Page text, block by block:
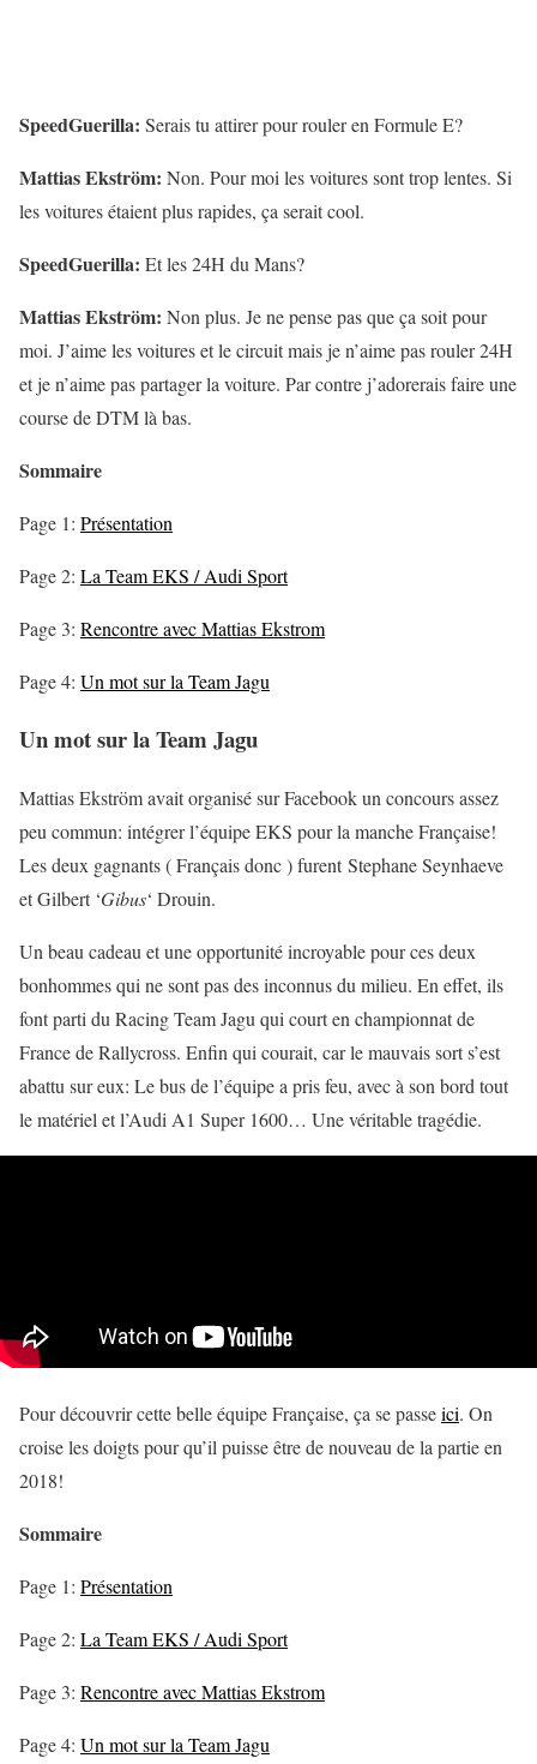
SpeedGuerilla: Serais tu attirer pour rouler en Formule E?
Mattias Ekström: Non. Pour moi les voitures sont trop lentes. Si
les voitures étaient plus rapides, ça serait cool.
SpeedGuerilla: Et les 24H du Mans?
Mattias Ekström: Non plus. Je ne pense pas que ça soit pour
moi. J’aime les voitures et le circuit mais je n’aime pas rouler 24H
et je n’aime pas partager la voiture. Par contre j’adorerais faire une
course de DTM là bas.
Sommaire
Page 1: Présentation
Page 2: La Team EKS / Audi Sport
Page 3: Rencontre avec Mattias Ekstrom
Page 4: Un mot sur la Team Jagu
Un mot sur la Team Jagu
Mattias Ekström avait organisé sur Facebook un concours assez
peu commun: intégrer l’équipe EKS pour la manche Française!
Les deux gagnants ( Français donc ) furent Stephane Seynhaeve
et Gilbert ‘Gibus‘ Drouin.
Un beau cadeau et une opportunité incroyable pour ces deux
bonhommes qui ne sont pas des inconnus du milieu. En effet, ils
font parti du Racing Team Jagu qui court en championnat de
France de Rallycross. Enfin qui courait, car le mauvais sort s’est
abattu sur eux: Le bus de l’équipe a pris feu, avec à son bord tout
le matériel et l’Audi A1 Super 1600… Une véritable tragédie.
Pour découvrir cette belle équipe Française, ça se passeici. On
croise les doigts pour qu’il puisse être de nouveau de la partie en
2018!
Sommaire
Page 1: Présentation
Page 2: La Team EKS / Audi Sport
Page 3: Rencontre avec Mattias Ekstrom
Page 4: Un mot sur la Team Jagu